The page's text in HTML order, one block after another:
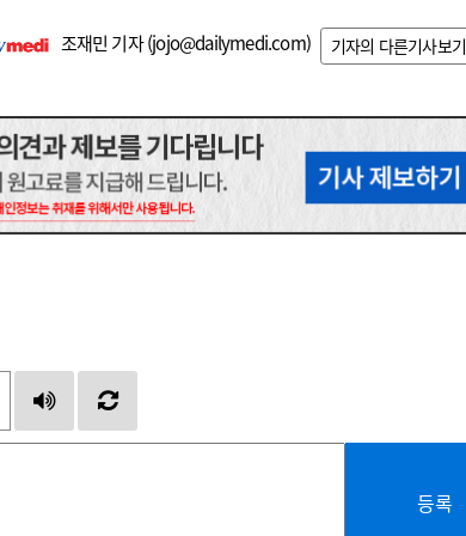
조재민 기자 (jojo@dailymedi.com) 기자의 다른기사보기
등록